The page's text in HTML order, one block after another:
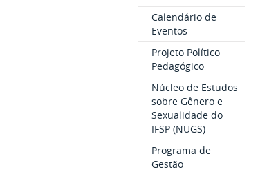
Calendário de
Eventos
Projeto Político
Pedagógico
Núcleo de Estudos
sobre Gênero e
Sexualidade do
IFSP (NUGS)
Programa de
Gestão